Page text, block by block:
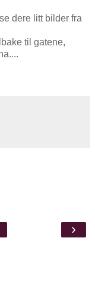
dere litt bilder fra
til gatene,
›